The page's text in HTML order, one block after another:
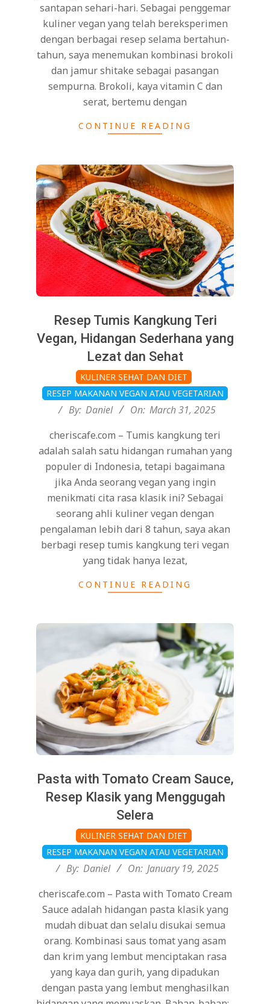
santapan sehari-hari. Sebagai penggemar
kuliner vegan yang telah bereksperimen
dengan berbagai resep selama bertahun-
tahun, saya menemukan kombinasi brokoli
dan jamur shitake sebagai pasangan
sempurna. Brokoli, kaya vitamin C dan
serat, bertemu dengan
CONTINUE READING
Resep Tumis Kangkung Teri
Vegan, Hidangan Sederhana yang
Lezat dan Sehat
03-
31
KULINER SEHAT DAN DIET
RESEP MAKANAN VEGAN ATAU VEGETARIAN
By: Daniel On: March 31, 2025
cheriscafe.com – Tumis kangkung teri
adalah salah satu hidangan rumahan yang
populer di Indonesia, tetapi bagaimana
jika Anda seorang vegan yang ingin
menikmati cita rasa klasik ini? Sebagai
seorang ahli kuliner vegan dengan
pengalaman lebih dari 8 tahun, saya akan
berbagi resep tumis kangkung teri vegan
yang tidak hanya lezat,
CONTINUE READING
Pasta with Tomato Cream Sauce,
Resep Klasik yang Menggugah
Selera
01-
19
KULINER SEHAT DAN DIET
RESEP MAKANAN VEGAN ATAU VEGETARIAN
By: Daniel On: January 19, 2025
cheriscafe.com – Pasta with Tomato Cream
Sauce adalah hidangan pasta klasik yang
mudah dibuat dan selalu disukai semua
orang. Kombinasi saus tomat yang asam
dan krim yang lembut menciptakan rasa
yang kaya dan gurih, yang dipadukan
dengan pasta yang lembut menghasilkan